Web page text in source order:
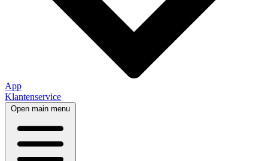
App
Klantenservice
Open main menu